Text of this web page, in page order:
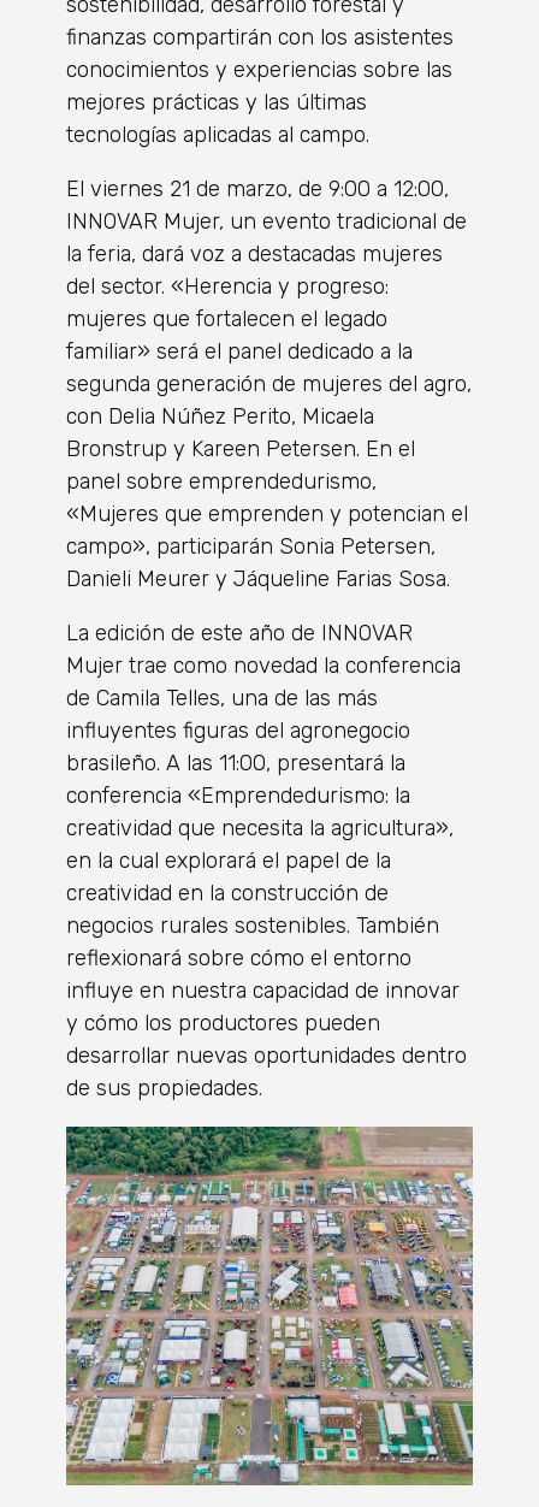
sostenibilidad, desarrollo forestal y
finanzas compartirán con los asistentes
conocimientos y experiencias sobre las
mejores prácticas y las últimas
tecnologías aplicadas al campo.
El viernes 21 de marzo, de 9:00 a 12:00,
INNOVAR Mujer, un evento tradicional de
la feria, dará voz a destacadas mujeres
del sector. «Herencia y progreso:
mujeres que fortalecen el legado
familiar» será el panel dedicado a la
segunda generación de mujeres del agro,
con Delia Núñez Perito, Micaela
Bronstrup y Kareen Petersen. En el
panel sobre emprendedurismo,
«Mujeres que emprenden y potencian el
campo», participarán Sonia Petersen,
Danieli Meurer y Jáqueline Farias Sosa.
La edición de este año de INNOVAR
Mujer trae como novedad la conferencia
de Camila Telles, una de las más
influyentes figuras del agronegocio
brasileño. A las 11:00, presentará la
conferencia «Emprendedurismo: la
creatividad que necesita la agricultura»,
en la cual explorará el papel de la
creatividad en la construcción de
negocios rurales sostenibles. También
reflexionará sobre cómo el entorno
influye en nuestra capacidad de innovar
y cómo los productores pueden
desarrollar nuevas oportunidades dentro
de sus propiedades.